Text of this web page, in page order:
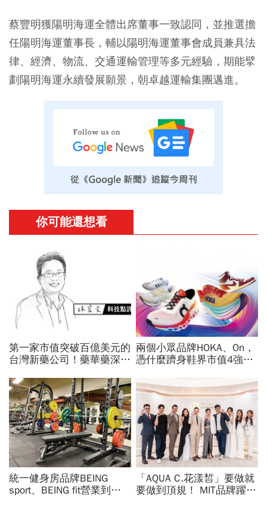
蔡豐明獲陽明海運全體出席董事一致認同，並推選擔
任陽明海運董事長，輔以陽明海運董事會成員兼具法
律、經濟、物流、交通運輸管理等多元經驗，期能擘
劃陽明海運永續發展願景，朝卓越運輸集團邁進。